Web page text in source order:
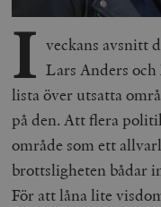
I veckans avsnitt
Lars Anders och
lista över utsatta
på den. Att flera
område som ett
brottsligheten bådar
För att låna lite